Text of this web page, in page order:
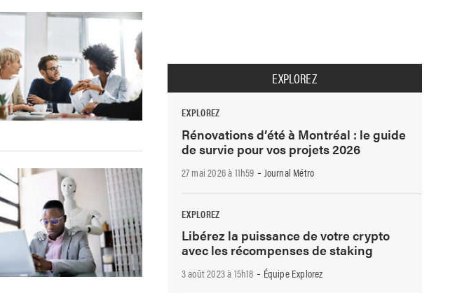
EXPLOREZ
EXPLOREZ
Rénovations d’été à Montréal : le guide
de survie pour vos projets 2026
27 mai 2026 à 11h59 - Journal Métro
EXPLOREZ
Libérez la puissance de votre crypto
avec les récompenses de staking
3 août 2023 à 15h18 - Équipe Explorez